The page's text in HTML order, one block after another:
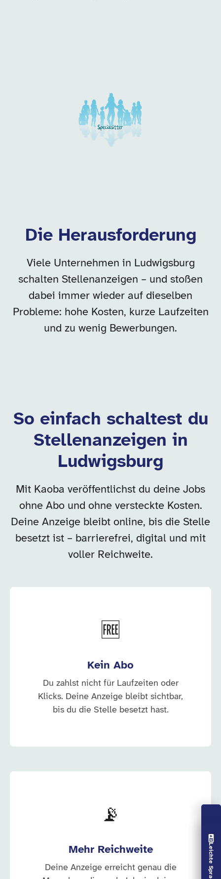
Vorlesen aus
Unsere Arbeitgeber in
Die Herausforderung
Viele Unternehmen in Ludwigsburg
schalten Stellenanzeigen – und stoßen
dabei immer wieder auf dieselben
Probleme: hohe Kosten, kurze Laufzeiten
und zu wenig Bewerbungen.
So einfach schaltest du
Stellenanzeigen in
Ludwigsburg
Mit Kaoba veröffentlichst du deine Jobs
ohne Abo und ohne versteckte Kosten.
Deine Anzeige bleibt online, bis die Stelle
besetzt ist – barrierefrei, digital und mit
voller Reichweite.
🆓
Kein Abo
Du zahlst nicht für Laufzeiten oder
Klicks. Deine Anzeige bleibt sichtbar,
bis du die Stelle besetzt hast.
📡
Mehr Reichweite
Deine Anzeige erreicht genau die